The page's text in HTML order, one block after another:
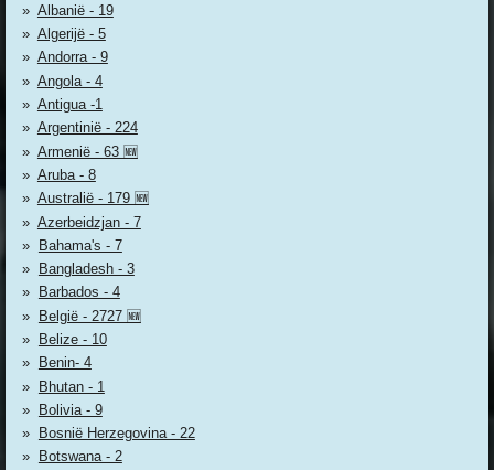
Albanië - 19
Algerijë - 5
Andorra - 9
Angola - 4
Antigua -1
Argentinië - 224
Armenië - 63 🆕
Aruba - 8
Australië - 179 🆕
Azerbeidzjan - 7
Bahama's - 7
Bangladesh - 3
Barbados - 4
België - 2727 🆕
Belize - 10
Benin- 4
Bhutan - 1
Bolivia - 9
Bosnië Herzegovina - 22
Botswana - 2